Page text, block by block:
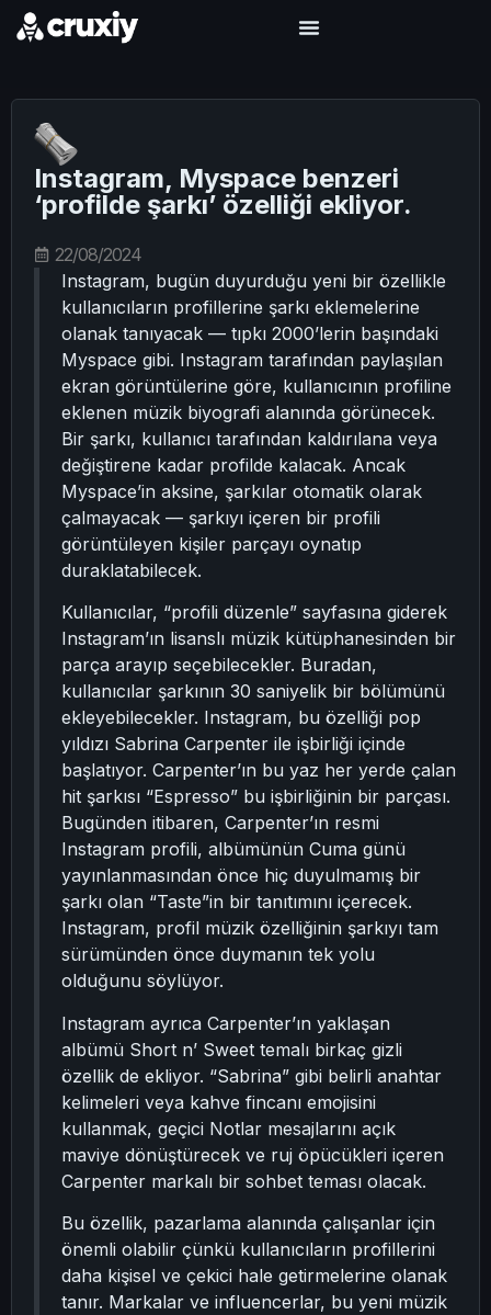
Instagram, Myspace benzeri
‘profilde şarkı’ özelliği ekliyor.
22/08/2024
Instagram, bugün duyurduğu yeni bir özellikle
kullanıcıların profillerine şarkı eklemelerine
olanak tanıyacak — tıpkı 2000’lerin başındaki
Myspace gibi. Instagram tarafından paylaşılan
ekran görüntülerine göre, kullanıcının profiline
eklenen müzik biyografi alanında görünecek.
Bir şarkı, kullanıcı tarafından kaldırılana veya
değiştirene kadar profilde kalacak. Ancak
Myspace’in aksine, şarkılar otomatik olarak
çalmayacak — şarkıyı içeren bir profili
görüntüleyen kişiler parçayı oynatıp
duraklatabilecek.
Kullanıcılar, “profili düzenle” sayfasına giderek
Instagram’ın lisanslı müzik kütüphanesinden bir
parça arayıp seçebilecekler. Buradan,
kullanıcılar şarkının 30 saniyelik bir bölümünü
ekleyebilecekler. Instagram, bu özelliği pop
yıldızı Sabrina Carpenter ile işbirliği içinde
başlatıyor. Carpenter’ın bu yaz her yerde çalan
hit şarkısı “Espresso” bu işbirliğinin bir parçası.
Bugünden itibaren, Carpenter’ın resmi
Instagram profili, albümünün Cuma günü
yayınlanmasından önce hiç duyulmamış bir
şarkı olan “Taste”in bir tanıtımını içerecek.
Instagram, profil müzik özelliğinin şarkıyı tam
sürümünden önce duymanın tek yolu
olduğunu söylüyor.
Instagram ayrıca Carpenter’ın yaklaşan
albümü Short n’ Sweet temalı birkaç gizli
özellik de ekliyor. “Sabrina” gibi belirli anahtar
kelimeleri veya kahve fincanı emojisini
kullanmak, geçici Notlar mesajlarını açık
maviye dönüştürecek ve ruj öpücükleri içeren
Carpenter markalı bir sohbet teması olacak.
Bu özellik, pazarlama alanında çalışanlar için
önemli olabilir çünkü kullanıcıların profillerini
daha kişisel ve çekici hale getirmelerine olanak
tanır. Markalar ve influencerlar, bu yeni müzik